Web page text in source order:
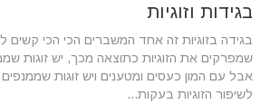
בגידות וזוגיות
בגידה בזוגיות זה אחד המשברים הכי הכי קשים
שמפרקים את הזוגיות כתוצאה מכך, יש זוגות
אבל עם המון כעסים ומטענים ויש זוגות
לשיפור הזוגיות בעקות...